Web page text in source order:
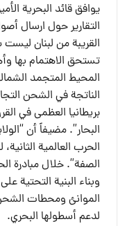
يوافق قائد البحرية
التقارير حول ارسال
القريبة من لبنان
تستحق الاهتمام بها
المحيط المتجمد
الناتجة في الشحن
البحار”. مضيفاً أن
الحرب العالمية
الصفة”. خلال مبادرة
وبناء البنية التحتية
الموانئ ومحطات الشحن
لدعم أسطولها البحري.